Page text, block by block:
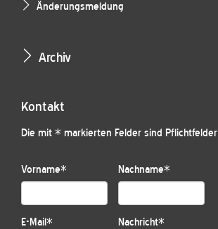
Änderungsmeldung
Archiv
Kontakt
Die mit * markierten Felder sind Pflichtfelder
Vorname* Nachname*
E-Mail* Nachricht*